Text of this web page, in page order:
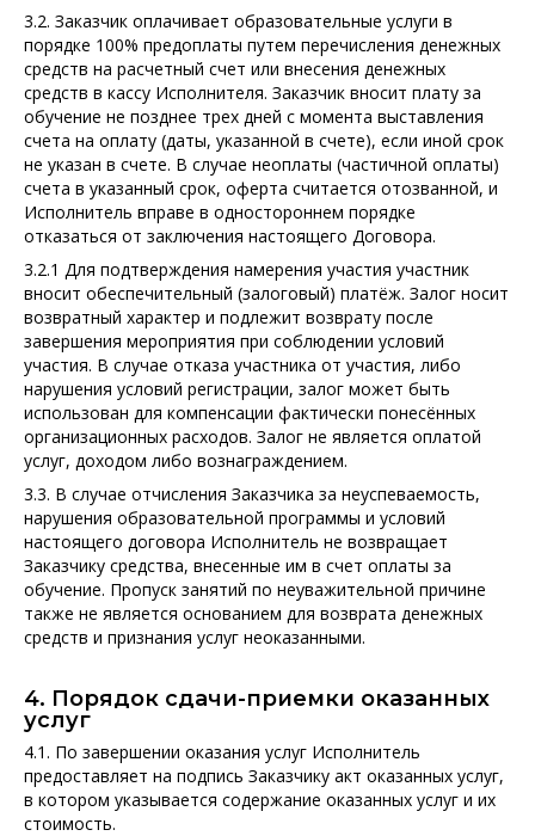
3.2. Заказчик оплачивает образовательные услуги в
порядке 100% предоплаты путем перечисления денежных
средств на расчетный счет или внесения денежных
средств в кассу Исполнителя. Заказчик вносит плату за
обучение не позднее трех дней с момента выставления
счета на оплату (даты, указанной в счете), если иной срок
не указан в счете. В случае неоплаты (частичной оплаты)
счета в указанный срок, оферта считается отозванной, и
Исполнитель вправе в одностороннем порядке
отказаться от заключения настоящего Договора.
3.2.1 Для подтверждения намерения участия участник
вносит обеспечительный (залоговый) платёж. Залог носит
возвратный характер и подлежит возврату после
завершения мероприятия при соблюдении условий
участия. В случае отказа участника от участия, либо
нарушения условий регистрации, залог может быть
использован для компенсации фактически понесённых
организационных расходов. Залог не является оплатой
услуг, доходом либо вознаграждением.
3.3. В случае отчисления Заказчика за неуспеваемость,
нарушения образовательной программы и условий
настоящего договора Исполнитель не возвращает
Заказчику средства, внесенные им в счет оплаты за
обучение. Пропуск занятий по неуважительной причине
также не является основанием для возврата денежных
средств и признания услуг неоказанными.
4. Порядок сдачи-приемки оказанных
услуг
4.1. По завершении оказания услуг Исполнитель
предоставляет на подпись Заказчику акт оказанных услуг,
в котором указывается содержание оказанных услуг и их
стоимость.